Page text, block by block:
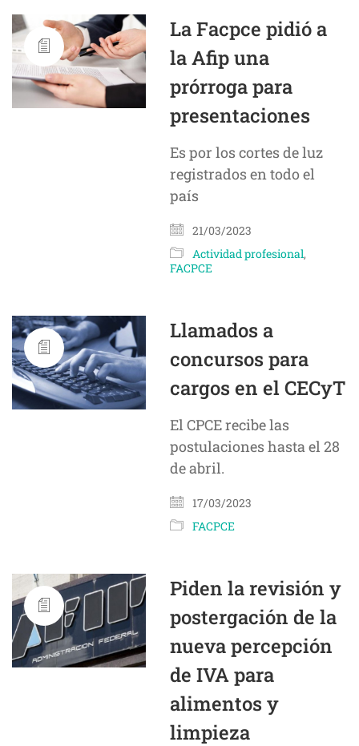
La Facpce pidió a
la Afip una
prórroga para
presentaciones
Es por los cortes de luz
registrados en todo el
país
21/03/2023
Actividad profesional,
FACPCE
Llamados a
concursos para
cargos en el CECyT
El CPCE recibe las
postulaciones hasta el 28
de abril.
17/03/2023
FACPCE
Piden la revisión y
postergación de la
nueva percepción
de IVA para
alimentos y
limpieza